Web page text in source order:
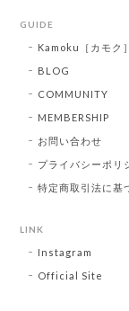
GUIDE
Kamoku［カモク
BLOG
COMMUNITY
MEMBERSHIP
お問い合わせ
プライバシーポリ
特定商取引法に基
LINK
Instagram
Official Site